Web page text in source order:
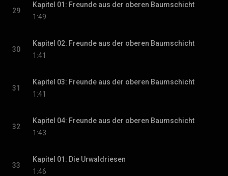
29
Kapitel 01: Freunde aus der oberen Baumschicht
1:49
30
Kapitel 02: Freunde aus der oberen Baumschicht
1:41
31
Kapitel 03: Freunde aus der oberen Baumschicht
1:41
32
Kapitel 04: Freunde aus der oberen Baumschicht
1:43
33
Kapitel 01: Die Urwaldriesen
1:46